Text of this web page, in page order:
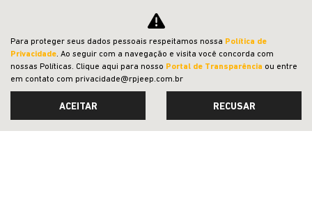
INSTITUCIONAL
POLÍTICA DE PRIVACIDADE
COMPARATIVO
Para proteger seus dados pessoais respeitamos nossa Política de
Privacidade. Ao seguir com a navegação e visita você concorda com
nossas Políticas. Clique aqui para nosso Portal de Transparência ou entre
em contato com privacidade@rpjeep.com.br
ACEITAR RECUSAR